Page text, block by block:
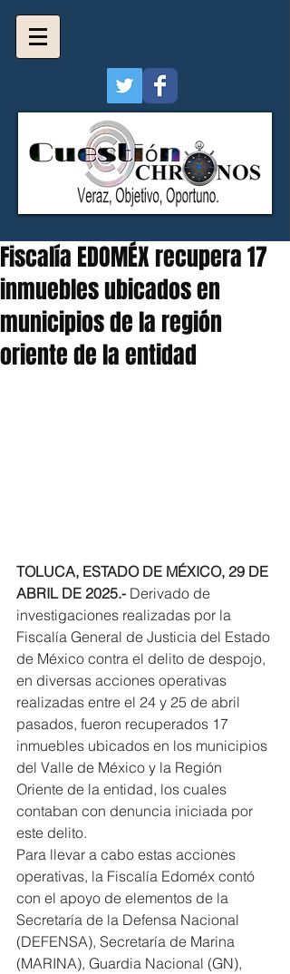
Fiscalía EDOMÉX recupera 17
inmuebles ubicados en
municipios de la región
oriente de la entidad
TOLUCA, ESTADO DE MÉXICO, 29 DE
ABRIL DE 2025.- Derivado de
investigaciones realizadas por la
Fiscalía General de Justicia del Estado
de México contra el delito de despojo,
en diversas acciones operativas
realizadas entre el 24 y 25 de abril
pasados, fueron recuperados 17
inmuebles ubicados en los municipios
del Valle de México y la Región
Oriente de la entidad, los cuales
contaban con denuncia iniciada por
este delito.
Para llevar a cabo estas acciones
operativas, la Fiscalía Edoméx contó
con el apoyo de elementos de la
Secretaría de la Defensa Nacional
(DEFENSA), Secretaría de Marina
(MARINA), Guardia Nacional (GN),